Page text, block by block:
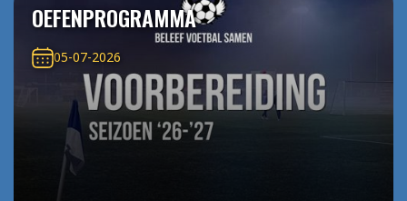
OEFENPROGRAMMA
05-07-2026